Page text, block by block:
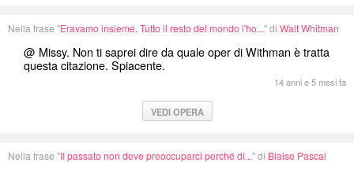
Nella frase "Eravamo insieme. Tutto il resto del mondo l'ho..." di Walt Whitman
@ Missy. Non ti saprei dire da quale oper di Withman è tratta
questa citazione. Spiacente.
14 anni e 5 mesi fa
VEDI OPERA
Nella frase "Il passato non deve preoccuparci perché di..." di Blaise Pascal